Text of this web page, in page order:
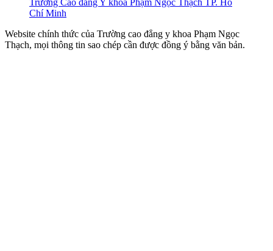
Chí Minh
Website chính thức của Trường cao đẳng y khoa Phạm Ngọc
Thạch, mọi thông tin sao chép cần được đồng ý bằng văn bản.